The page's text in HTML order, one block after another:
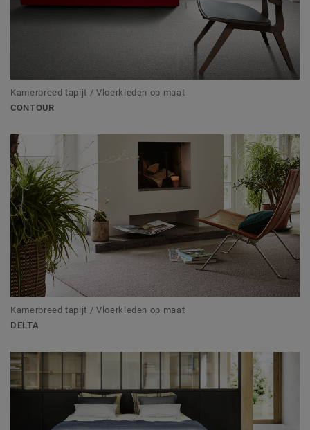
Kamerbreed tapijt / Vloerkleden op maat
CONTOUR
Kamerbreed tapijt / Vloerkleden op maat
DELTA